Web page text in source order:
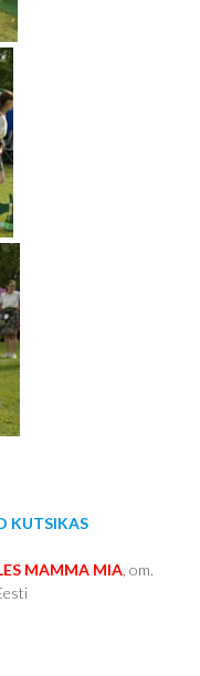
KUTSIKAS
MAMMA MIA, om.